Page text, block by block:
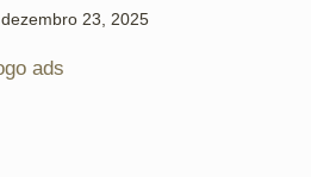
dezembro 23, 2025